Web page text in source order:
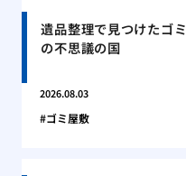
遺品整理で見つけたゴミ
の不思議の国
2026.08.03
ゴミ屋敷